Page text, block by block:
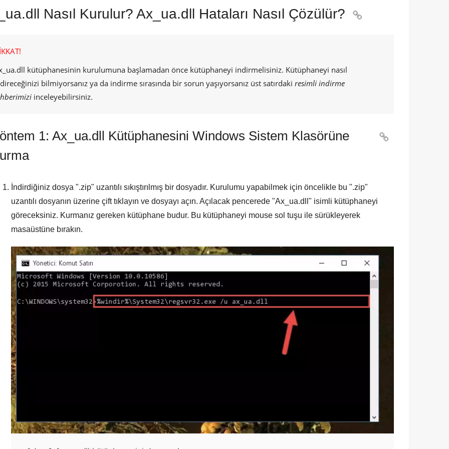
Nasıl Kurulur? Ax_ua.dll Hataları Nasıl Çözülür? 
kütüphanesinin kurulumuna başlamadan önce kütüphaneyi indirmelisiniz. Kütüphaneyi nasıl
bilmiyorsanız ya da indirme sırasında bir sorun yaşıyorsanız üst satırdaki resimli indirme
inceleyebilirsiniz.
1: Ax_ua.dll Kütüphanesini Windows Sistem Klasörüne

İndirdiğiniz dosya ".zip" uzantılı sıkıştırılmış bir dosyadır. Kurulumu yapabilmek için öncelikle bu ".zip"
uzantılı dosyanın üzerine çift tıklayın ve dosyayı açın. Açılacak pencerede "Ax_ua.dll " isimli kütüphaneyi
göreceksiniz. Kurmanız gereken kütüphane budur. Bu kütüphaneyi mouse sol tuşu ile sürükleyerek
masaüstüne bırakın.